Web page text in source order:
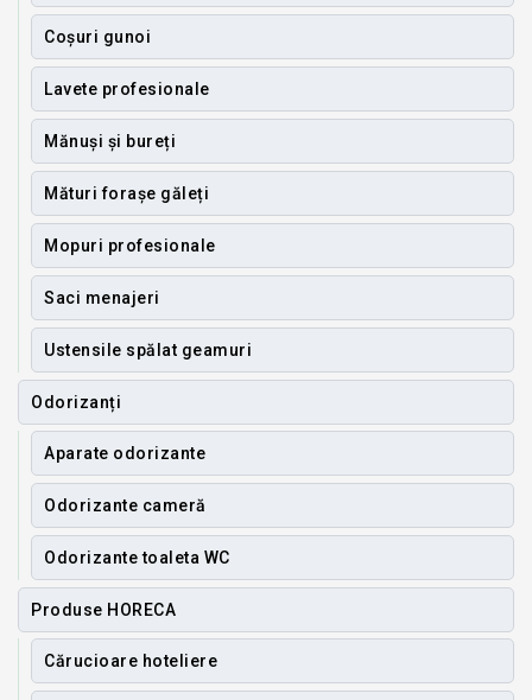
Coșuri gunoi
Lavete profesionale
Mănuși și bureți
Mături forașe găleți
Mopuri profesionale
Saci menajeri
Ustensile spălat geamuri
Odorizanți
Aparate odorizante
Odorizante cameră
Odorizante toaleta WC
Produse HORECA
Cărucioare hoteliere